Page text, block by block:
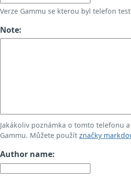
Verze Gammu se kterou byl telefon
Note:
Jakákoliv poznámka o tomto telefonu
Gammu. Můžete použít značky
Author name: